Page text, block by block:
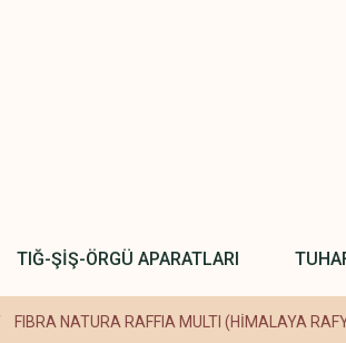
TIĞ-ŞİŞ-ÖRGÜ APARATLARI
FIBRA NATURA RAFFIA MULTI (HİMALAYA